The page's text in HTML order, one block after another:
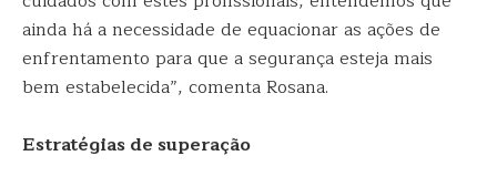
ainda há a necessidade de equacionar as ações de
enfrentamento para que a segurança esteja mais
bem estabelecida”, comenta Rosana.
Estratégias de superação